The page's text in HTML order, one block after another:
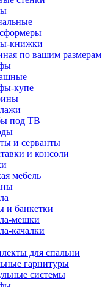
книжки
по вашим размерам
купе
под ТВ
и серванты
и консоли
мебель
и банкетки
мешки
качалки
для спальни
гарнитуры
системы